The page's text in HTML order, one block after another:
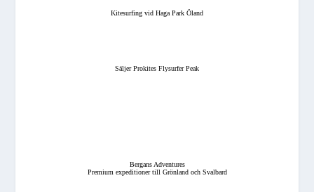
Kitesurfing vid Haga Park Öland
Säljer Prokites Flysurfer Peak
Bergans Adventures
Premium expeditioner till Grönland och Svalbard